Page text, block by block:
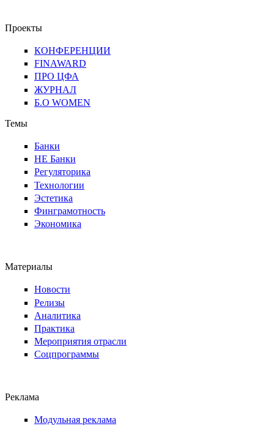
Проекты
КОНФЕРЕНЦИИ
FINAWARD
ПРО ЦФА
ЖУРНАЛ
Б.О WOMEN
Темы
Банки
НЕ Банки
Регуляторика
Технологии
Эстетика
Финграмотность
Экономика
Материалы
Новости
Релизы
Аналитика
Практика
Мероприятия отрасли
Соцпрограммы
Реклама
Модульная реклама